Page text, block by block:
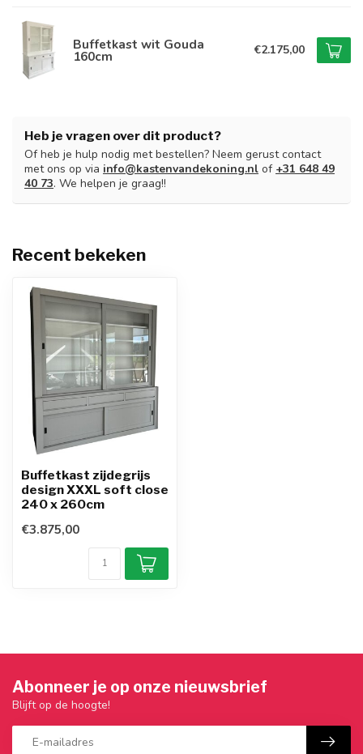
Buffetkast wit Gouda
160cm €2.175,00
Heb je vragen over dit product?
Of heb je hulp nodig met bestellen? Neem gerust contact
met ons op via info@kastenvandekoning.nl of +31 648 49
40 73. We helpen je graag!!
Recent bekeken
Buffetkast zijdegrijs
design XXXL soft close
240 x 260cm
€3.875,00
Abonneer je op onze nieuwsbrief
Blijft op de hoogte!